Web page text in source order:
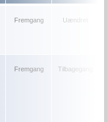
Fremgang Uændret
Fremgang Tilbagegang